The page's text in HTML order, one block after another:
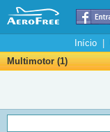
Início|
Multimotor (1)